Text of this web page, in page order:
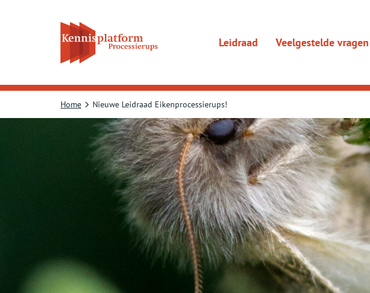
Leidraad Veelgestelde vragen
Home Nieuwe Leidraad Eikenprocessierups!